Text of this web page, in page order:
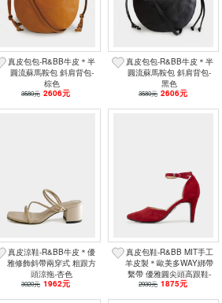
真皮包包-R&BB牛皮＊半
圓流蘇馬鞍包 斜肩背包-
棕色
3580元 2606元
真皮包包-R&BB牛皮＊半
圓流蘇馬鞍包 斜肩背包-
黑色
3580元 2606元
真皮涼鞋-R&BB牛皮＊優
雅修飾斜帶兩穿式 粗跟方
頭涼拖-杏色
3020元 1962元
真皮包鞋-R&BB MIT手工
羊皮製＊歐美多WAY綁帶
繫帶 優雅圓尖頭高跟鞋-
酒紅
2930元 1875元